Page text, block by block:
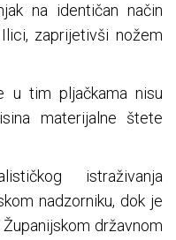
na identičan način
zaprijetivši nožem
u tim pljačkama nisu
materijalne štete
istraživanja
nadzorniku, dok je
državnom